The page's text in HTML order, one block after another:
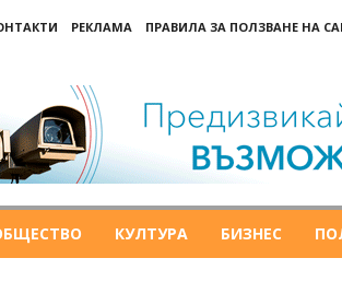
РЕКЛАМА ПРАВИЛА ЗА ПОЛЗВАНЕ НА
КУЛТУРА БИЗНЕС